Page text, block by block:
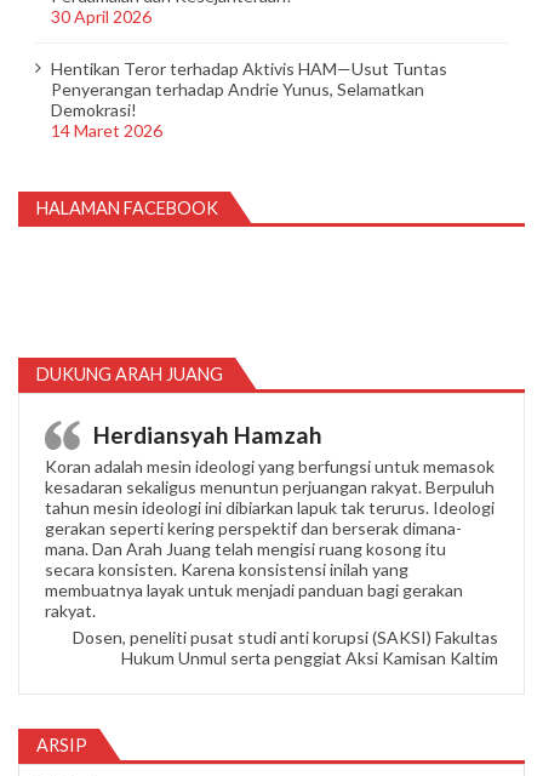
30 April 2026
Hentikan Teror terhadap Aktivis HAM—Usut Tuntas
Penyerangan terhadap Andrie Yunus, Selamatkan
Demokrasi!
14 Maret 2026
HALAMAN FACEBOOK
DUKUNG ARAH JUANG
Herdiansyah Hamzah
Koran adalah mesin ideologi yang berfungsi untuk memasok
kesadaran sekaligus menuntun perjuangan rakyat. Berpuluh
tahun mesin ideologi ini dibiarkan lapuk tak terurus. Ideologi
gerakan seperti kering perspektif dan berserak dimana-
mana. Dan Arah Juang telah mengisi ruang kosong itu
secara konsisten. Karena konsistensi inilah yang
membuatnya layak untuk menjadi panduan bagi gerakan
rakyat.
Dosen, peneliti pusat studi anti korupsi (SAKSI) Fakultas
Hukum Unmul serta penggiat Aksi Kamisan Kaltim
ARSIP